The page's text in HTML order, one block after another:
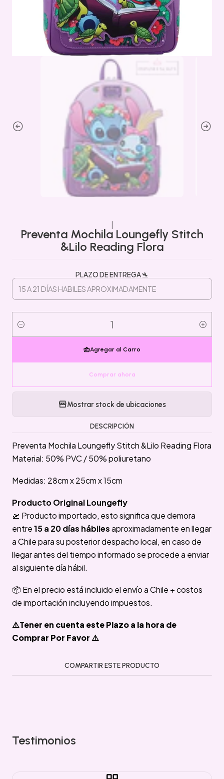
Preventa Mochila Loungefly Stitch
&Lilo Reading Flora
PLAZO DE ENTREGA 🛬
Cantidad
Agregar al Carro
Comprar ahora
Mostrar stock de ubicaciones
DESCRIPCIÓN
Preventa Mochila Loungefly Stitch &Lilo Reading Flora
Material: 50% PVC / 50% poliuretano
Medidas: 28cm x 25cm x 15cm
Producto Original Loungefly
🛫 Producto importado, esto significa que demora
entre15 a 20 días hábilesaproximadamente en llegar
a Chile para su posterior despacho local, en caso de
llegar antes del tiempo informado se procede a enviar
al siguiente día hábil.
📦 En el precio está incluido el envío a Chile + costos
de importación incluyendo impuestos.
⚠️Tener en cuenta este Plazo a la hora de
Comprar Por Favor ⚠️
COMPARTIR ESTE PRODUCTO
Testimonios